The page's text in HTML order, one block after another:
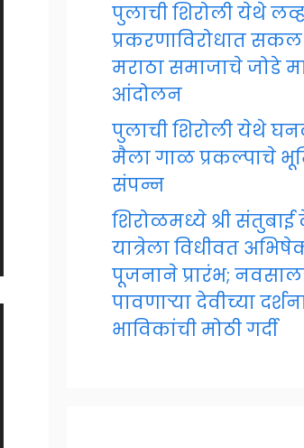
पुलाची शिरोली येथे
प्रकरणाविरोधात सकल
मराठा समाजाचे जोडे
आंदोलन
पुलाची शिरोली येथे
मैला गाळ प्रकल्पाचे
संपन्न
शिरोळमध्ये श्री संतुबाई
यात्रेला विधीवत
पूजनाने प्रारंभ;
पावणाऱ्या देवीच्या
भाविकांची मोठी गर्दी